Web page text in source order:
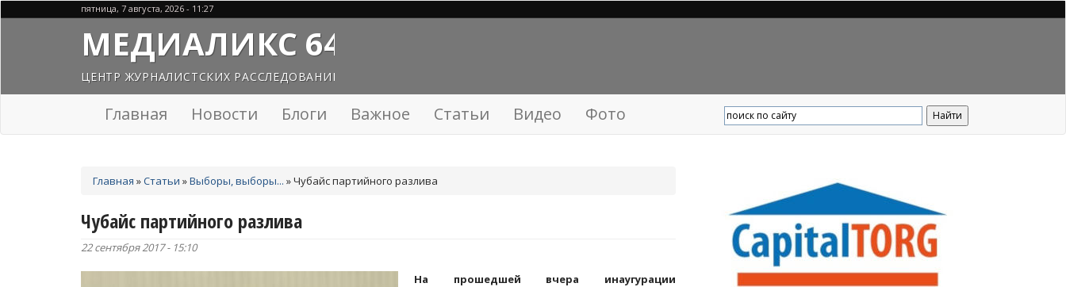
пятница, 7 августа, 2026 - 11:27
МЕДИАЛИКС 64
ЦЕНТР ЖУРНАЛИСТСКИХ РАССЛЕДОВАНИЙ
Главная Новости Блоги Важное Статьи Видео Фото
здесь
Главная »Статьи »Выборы, выборы... »Чубайс партийного разлива
Чубайс партийного разлива
22 сентября 2017 - 15:10
На прошедшей вчера инаугурации